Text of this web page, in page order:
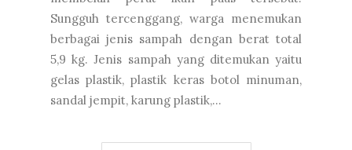
Sungguh tercenggang, warga menemukan
berbagai jenis sampah dengan berat total
5,9 kg. Jenis sampah yang ditemukan yaitu
gelas plastik, plastik keras botol minuman,
sandal jempit, karung plastik,...